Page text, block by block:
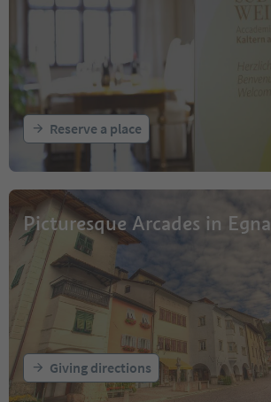
Reserve a place
Picturesque Arcades in Egna
Giving directions